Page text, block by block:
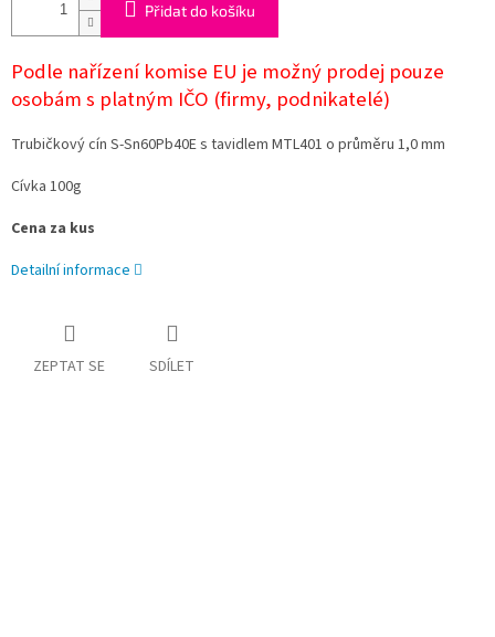
Přidat do košíku
Podle nařízení komise EU je možný prodej pouze
osobám s platným IČO (firmy, podnikatelé)
Trubičkový cín S-Sn60Pb40E s tavidlem MTL401 o průměru 1,0 mm
Cívka 100g
Cena za kus
Detailní informace
ZEPTAT SE SDÍLET